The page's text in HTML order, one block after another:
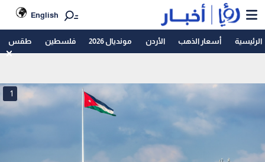
English
الرئيسية أسعار الذهب الأردن مونديال 2026 فلسطين طقس
1